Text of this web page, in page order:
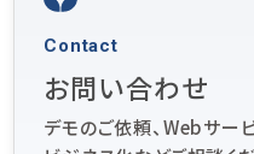
Contact
お問い合わせ
デモのご依頼、Webサー